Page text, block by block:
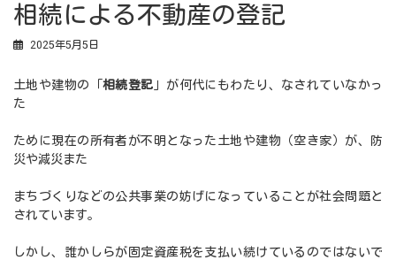
相続による不動産の登記
2025年5月5日
土地や建物の「 相続登記 」が何代にもわたり、なされていなかっ
た
ために現在の所有者が不明となった土地や建物（空き家）が、防
災や減災また
まちづくりなどの公共事業の妨げになっていることが社会問題と
されています。
しかし、誰かしらが固定資産税を支払い続けているのではないで